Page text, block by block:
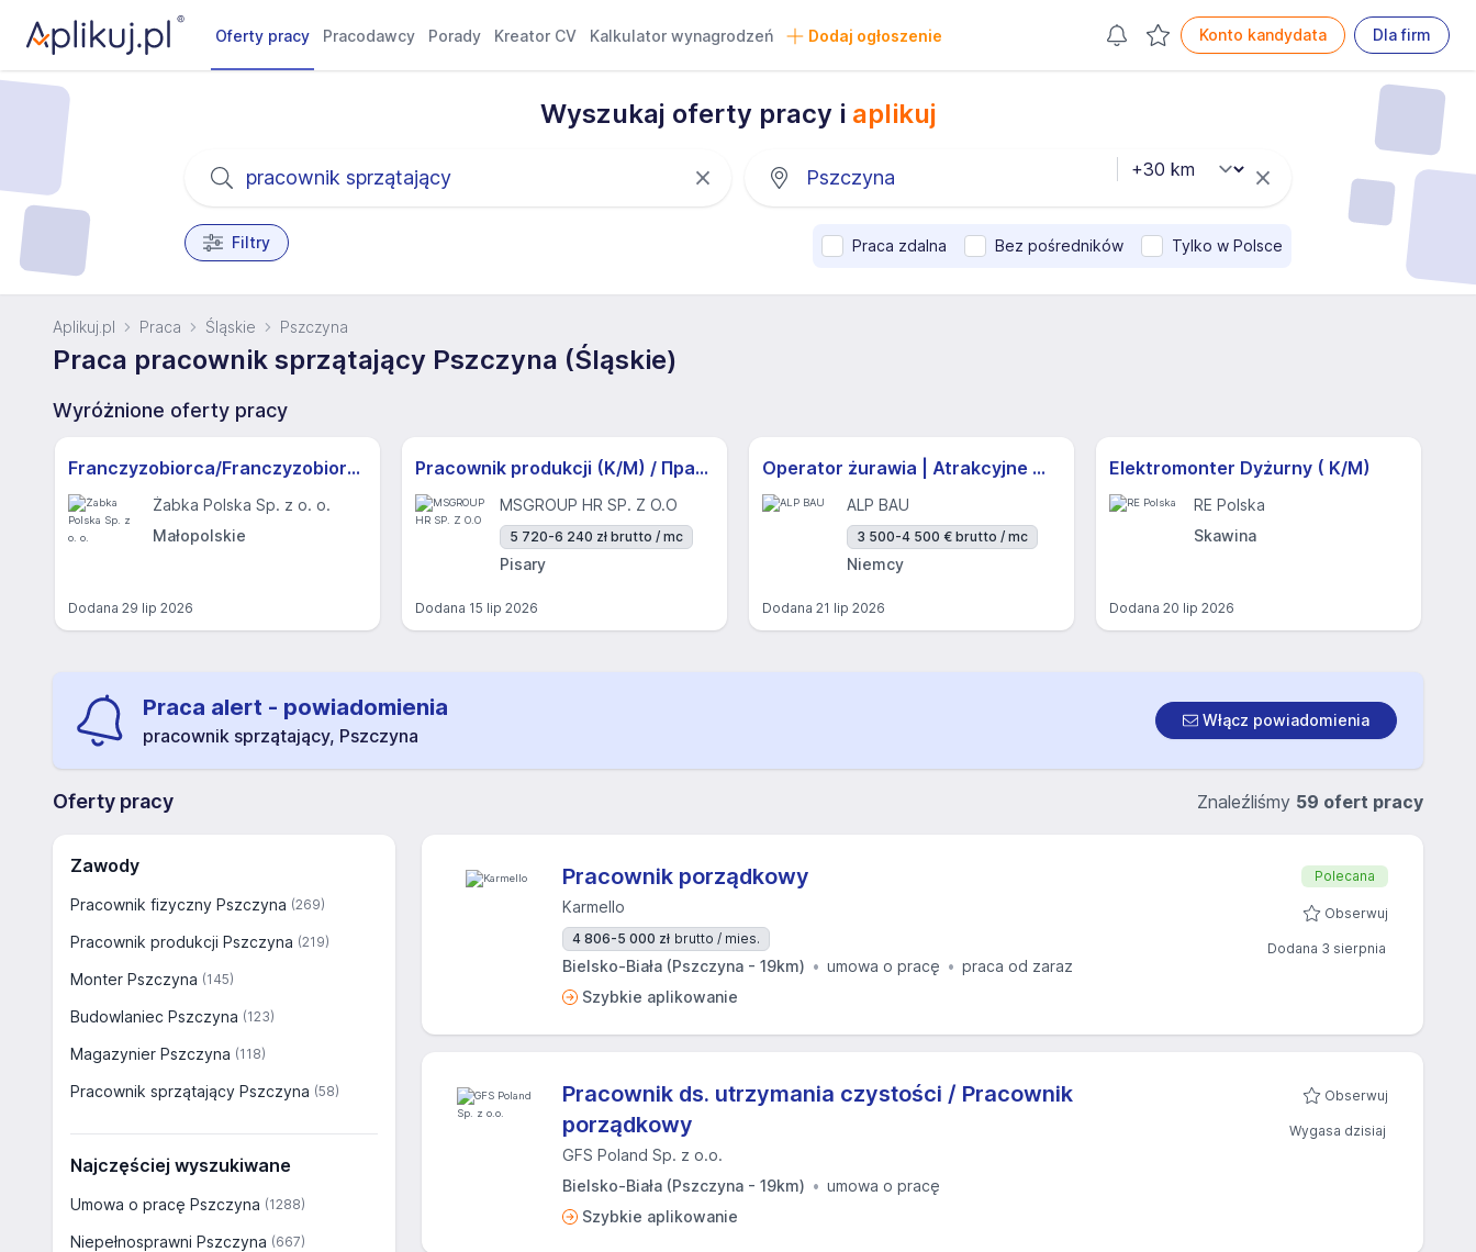
Oferty pracy Pracodawcy Porady Kreator CV Kalkulator wynagrodzeń Dodaj ogłoszenie Konto kandydata Dla firm
Wyszukaj oferty pracy i aplikuj
Filtry Praca zdalna Bez pośredników Tylko w Polsce
Aplikuj.pl Praca Śląskie Pszczyna
Praca pracownik sprzątający Pszczyna (Śląskie)
Wyróżnione oferty pracy
Franczyzobiorca/Franczyzobiorczyni sklepu Żabka
Żabka Polska Sp. z o. o.
Małopolskie
Dodana 29 lip 2026
Pracownik produkcji (K/M) / Працівники продукції Huber-Suhner (K/M)
MSGROUP HR SP. Z O.O
5 720-6 240 zł brutto / mc
Pisary
Dodana 15 lip 2026
Operator żurawia | Atrakcyjne Warunki
ALP BAU
3 500-4 500 € brutto / mc
Niemcy
Dodana 21 lip 2026
Elektromonter Dyżurny ( K/M)
RE Polska
Skawina
Dodana 20 lip 2026
Praca alert - powiadomienia
pracownik sprzątający, Pszczyna
Włącz powiadomienia
Oferty pracy Znaleźliśmy 59 ofert pracy
Zawody
Pracownik fizyczny Pszczyna (269)
Pracownik produkcji Pszczyna (219)
Monter Pszczyna (145)
Budowlaniec Pszczyna (123)
Magazynier Pszczyna (118)
Pracownik sprzątający Pszczyna (58)
Najczęściej wyszukiwane
Umowa o pracę Pszczyna (1288)
Niepełnosprawni Pszczyna (667)
Pracownik porządkowy
Karmello
4 806-5 000 zł brutto / mies.
Bielsko-Biała (Pszczyna - 19km) umowa o pracę
praca od zaraz
Szybkie aplikowanie
Polecana
Obserwuj
Dodana 3 sierpnia
Pracownik ds. utrzymania czystości / Pracownik
porządkowy
GFS Poland Sp. z o.o.
Bielsko-Biała (Pszczyna - 19km)
umowa o pracę
Szybkie aplikowanie
Obserwuj
Wygasa dzisiaj